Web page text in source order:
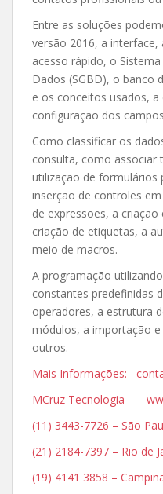
Entre as soluções
versão 2016, a
acesso rápido, o
Dados (SGBD), o banco
e os conceitos usados,
configuração dos
Como classificar os
consulta, como associar
utilização de formulários
inserção de controles
de expressões, a
criação de etiquetas, a
meio de macros.
A programação
constantes predefinidas
operadores, a estrutura
módulos, a importação
outros.
Mais Informações:
MCruz Tecnologia –
(11) 3443-7726 – São
(21) 2184-7397 – Rio de
(19) 4141 3858 –